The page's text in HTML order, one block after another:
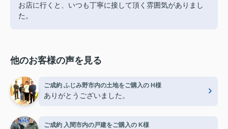
お店に行くと、いつも丁寧に接して頂く雰囲気がありまし
た。
他のお客様の声を見る
ご成約 ふじみ野市内の土地をご購入の H様
ありがとうございました。
ご成約 入間市内の戸建をご購入の K様